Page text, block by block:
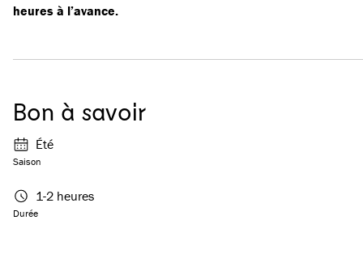
heures à l’avance.
Bon à savoir
Saison
Été
Durée
1-2 heures